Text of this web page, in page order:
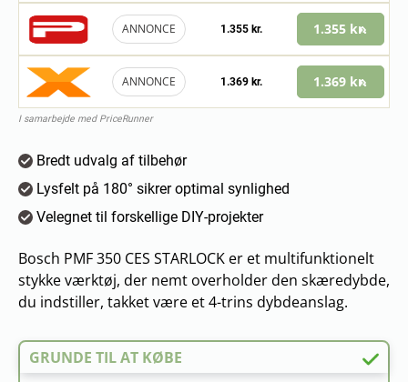
ANNONCE 1.355 kr. 1.355 kr.
ANNONCE 1.369 kr. 1.369 kr.
I samarbejde med PriceRunner
Bredt udvalg af tilbehør
Lysfelt på 180° sikrer optimal synlighed
Velegnet til forskellige DIY-projekter
Bosch PMF 350 CES STARLOCK er et multifunktionelt
stykke værktøj, der nemt overholder den skæredybde,
du indstiller, takket være et 4-trins dybdeanslag.
GRUNDE TIL AT KØBE